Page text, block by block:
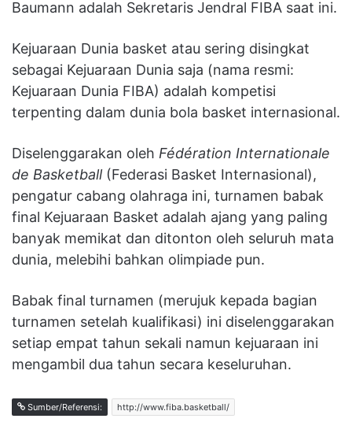
Baumann adalah Sekretaris Jendral FIBA saat ini.
Kejuaraan Dunia basket atau sering disingkat
sebagai Kejuaraan Dunia saja (nama resmi:
Kejuaraan Dunia FIBA) adalah kompetisi
terpenting dalam dunia bola basket internasional.
Diselenggarakan oleh Fédération Internationale
de Basketball(Federasi Basket Internasional),
pengatur cabang olahraga ini, turnamen babak
final Kejuaraan Basket adalah ajang yang paling
banyak memikat dan ditonton oleh seluruh mata
dunia, melebihi bahkan olimpiade pun.
Babak final turnamen (merujuk kepada bagian
turnamen setelah kualifikasi) ini diselenggarakan
setiap empat tahun sekali namun kejuaraan ini
mengambil dua tahun secara keseluruhan.
Sumber/Referensi: http://www.fiba.basketball/